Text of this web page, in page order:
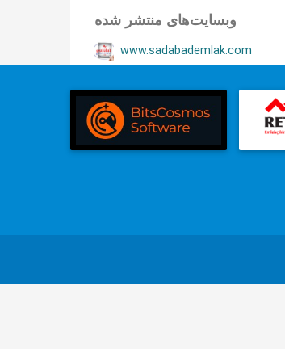
وبسایت‌های منتشر شده
www.sadabademlak.com